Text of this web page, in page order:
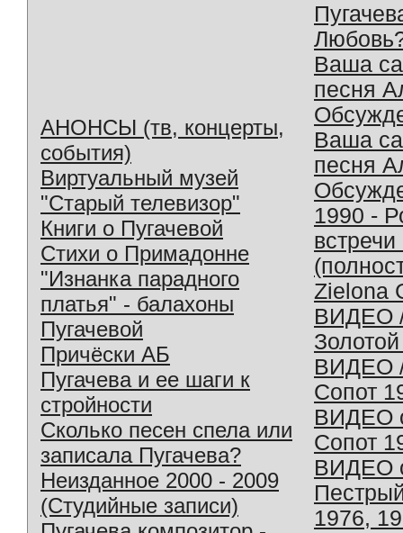
АНОНСЫ (тв, концерты,
события)
Виртуальный музей
"Старый телевизор"
Книги о Пугачевой
Стихи о Примадонне
"Изнанка парадного
платья" - балахоны
Пугачевой
Причёски АБ
Пугачева и ее шаги к
стройности
Сколько песен спела или
записала Пугачева?
Неизданное 2000 - 2009
(Студийные записи)
Ваша
песня
Ваша
песня
1990 -
Zielona
ВИДЕО
ВИДЕО
Сопот
ВИДЕО
Сопот
ВИДЕО
1976,